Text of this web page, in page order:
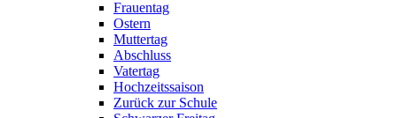
Frauentag
Ostern
Muttertag
Abschluss
Vatertag
Hochzeitssaison
Zurück zur Schule